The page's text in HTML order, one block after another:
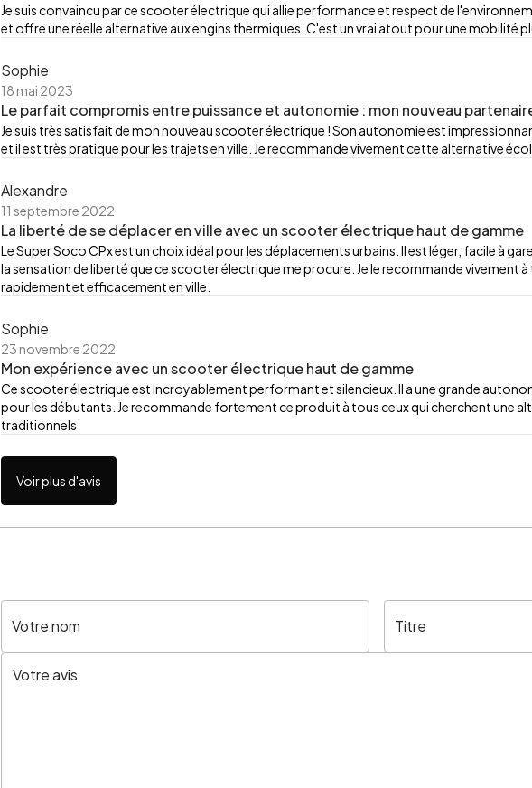
Je suis convaincu par ce scooter électrique qui allie performance et respect de
et offre une réelle alternative aux engins thermiques. C'est un vrai atout pour une mobilité
Sophie
18 mai 2023
Le parfait compromis entre puissance et autonomie : mon nouveau
Je suis très satisfait de mon nouveau scooter électrique ! Son autonomie est
et il est très pratique pour les trajets en ville. Je recommande vivement cette alternative
Alexandre
11 septembre 2022
La liberté de se déplacer en ville avec un scooter électrique haut de gamme
Le Super Soco CPx est un choix idéal pour les déplacements urbains. Il est léger, facile à
la sensation de liberté que ce scooter électrique me procure. Je le recommande vivement
rapidement et efficacement en ville.
Sophie
23 novembre 2022
Mon expérience avec un scooter électrique haut de gamme
Ce scooter électrique est incroyablement performant et silencieux. Il a une grande
pour les débutants. Je recommande fortement ce produit à tous ceux qui cherchent une
traditionnels.
Voir plus d'avis
Votre nom Titre